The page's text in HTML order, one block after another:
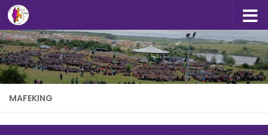
Doorgaan naar inhoud
MAFEKING